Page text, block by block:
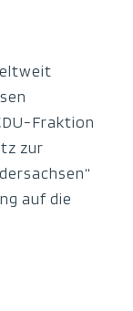
Fraktion
zur
auf die